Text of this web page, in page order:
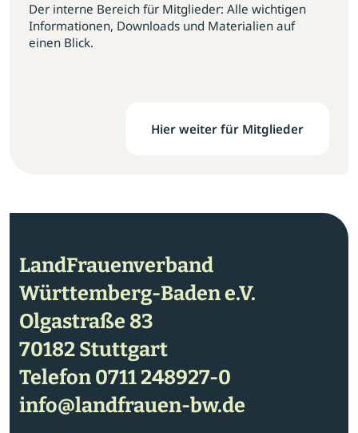
Der interne Bereich für Mitglieder: Alle wichtigen
Informationen, Downloads und Materialien auf
einen Blick.
Hier weiter für Mitglieder
LandFrauenverband
Württemberg-Baden e.V.
Olgastraße 83
70182 Stuttgart
Telefon0711 248927-0
info@landfrauen-bw.de